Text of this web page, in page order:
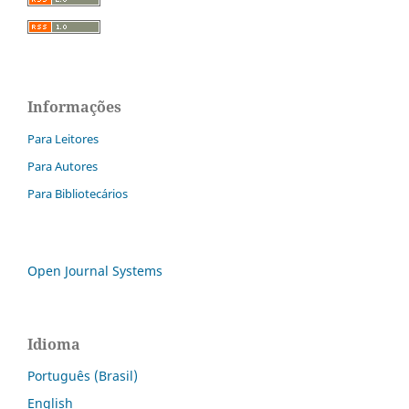
Informações
Para Leitores
Para Autores
Para Bibliotecários
Open Journal Systems
Idioma
Português (Brasil)
English